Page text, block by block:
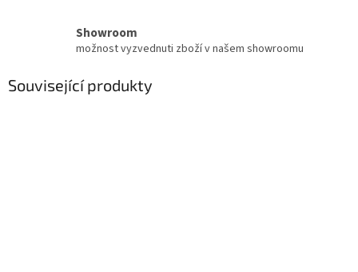
Showroom
možnost vyzvednuti zboží v našem showroomu
Související produkty